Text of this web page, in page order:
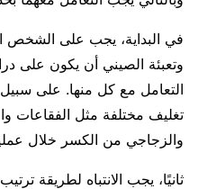
في البداية، يجب على الشخص
وتعبئة الصيني أن يكون على
التعامل مع كل منها. على
تغليف مختلفة مثل الفقاعات
والزجاجي من الكسر خلال
ثانيًا، يجب الانتباه لطريقة